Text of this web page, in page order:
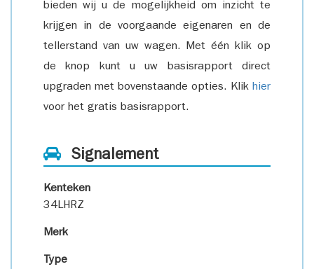
bieden wij u de mogelijkheid om inzicht te
krijgen in de voorgaande eigenaren en de
tellerstand van uw wagen. Met één klik op
de knop kunt u uw basisrapport direct
upgraden met bovenstaande opties. Klik hier
voor het gratis basisrapport.
Signalement
Kenteken
34LHRZ
Merk
Type